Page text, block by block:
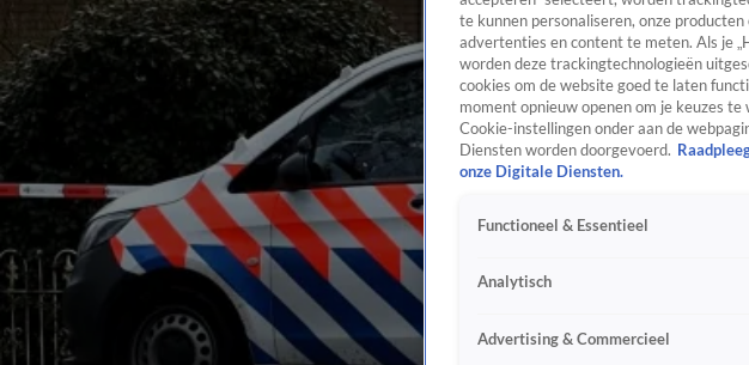
te kunnen personaliseren, onze
advertenties en content te meten. Als je
worden deze trackingtechnologieën
cookies om de website goed te laten
moment opnieuw openen om je keuzes
Cookie-instellingen onder aan de
Diensten worden doorgevoerd.
onze Digitale Diensten.
Functioneel & Essentieel
Analytisch
Advertising & Commercieel